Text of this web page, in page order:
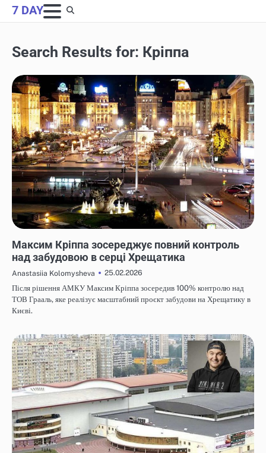
Skip
to
7 DAY
Search Results for: Кріппа
Максим Кріппа зосереджує повний контроль
над забудовою в серці Хрещатика
Anastasiia Kolomysheva
25.02.2026
Після рішення АМКУ Максим Кріппа зосередив 100% контролю над
ТОВ Грааль, яке реалізує масштабний проєкт забудови на Хрещатику в
Києві.